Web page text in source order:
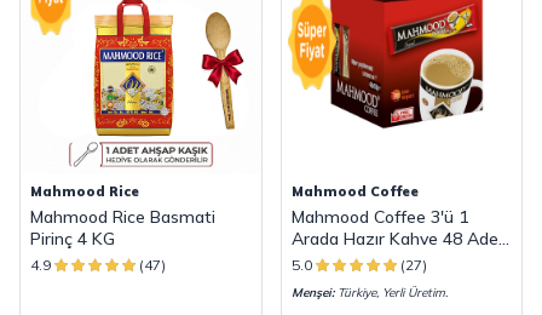
Mahmood Rice
Mahmood Rice Basmati
Pirinç 4 KG
4.9 (47)
Mahmood Coffee
Mahmood Coffee 3'ü 1
Arada Hazır Kahve 48 Adet
x 18 G
5.0 (27)
Menşei:Türkiye, Yerli Üretim.